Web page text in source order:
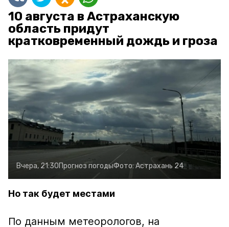
10 августа в Астраханскую
область придут
кратковременный дождь и гроза
Вчера, 21:30Прогноз погодыФото:Астрахань 24
Но так будет местами
По данным метеорологов, на